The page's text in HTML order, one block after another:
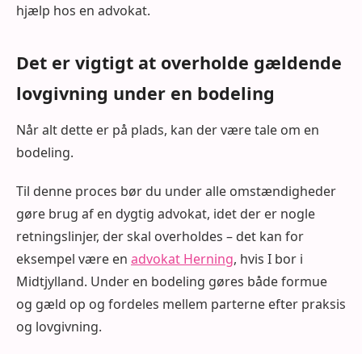
hjælp hos en advokat.
Det er vigtigt at overholde gældende
lovgivning under en bodeling
Når alt dette er på plads, kan der være tale om en
bodeling.
Til denne proces bør du under alle omstændigheder
gøre brug af en dygtig advokat, idet der er nogle
retningslinjer, der skal overholdes – det kan for
eksempel være en advokat Herning, hvis I bor i
Midtjylland. Under en bodeling gøres både formue
og gæld op og fordeles mellem parterne efter praksis
og lovgivning.